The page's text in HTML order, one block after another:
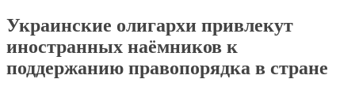
Украинские олигархи привлекут
иностранных наёмников к
поддержанию правопорядка в стране